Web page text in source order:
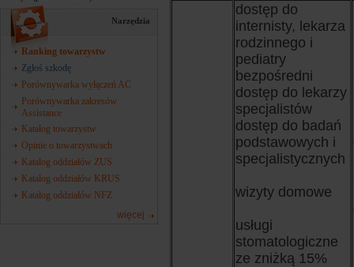
Narzędzia
Ranking towarzystw
Zgłoś szkodę
Porównywarka wyłączeń AC
Porównywarka zakresów
Assistance
Katalog towarzystw
Opinie o towarzystwach
Katalog oddziałów ZUS
Katalog oddziałów KRUS
Katalog oddziałów NFZ
więcej
dostęp do
internisty, lekarza
rodzinnego i
pediatry
bezpośredni
dostęp do lekarzy
specjalistów
dostęp do badań
podstawowych i
specjalistycznych
wizyty domowe
usługi
stomatologiczne
ze zniżką 15%